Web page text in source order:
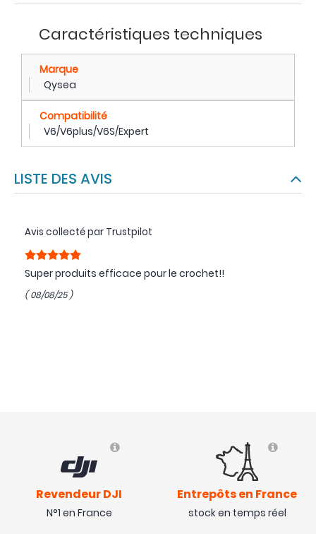
Caractéristiques techniques
Marque
Qysea
Compatibilité
V6/V6plus/V6S/Expert
LISTE DES AVIS
Avis collecté par Trustpilot
Super produits efficace pour le crochet!!
( 08/08/25 )
Revendeur DJI
N°1 en France
Entrepôts en France
stock en temps réel